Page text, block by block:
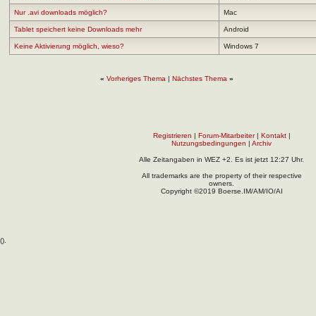
Nur .avi downloads möglich? Mac
Tablet speichert keine Downloads mehr Android
Keine Aktivierung möglich, wieso? Windows 7
« Vorheriges Thema | Nächstes Thema »
Registrieren | Forum-Mitarbeiter| Kontakt|
Nutzungsbedingungen | Archiv
Alle Zeitangaben in WEZ +2. Es ist jetzt 12:27 Uhr.
All trademarks are the property of their respective
owners.
Copyright ©2019 Boerse.IM/AM/IO/AI
().